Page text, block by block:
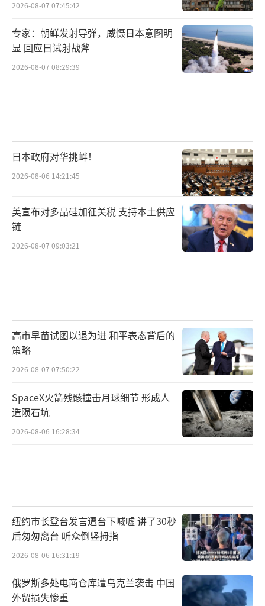
2026-08-07 07:45:42
专家：朝鲜发射导弹，威慑日本意图明
显 回应日试射战斧
2026-08-07 08:29:39
日本政府对华挑衅！
2026-08-06 14:21:45
美宣布对多晶硅加征关税 支持本土供应
链
2026-08-07 09:03:21
高市早苗试图以退为进 和平表态背后的
策略
2026-08-07 07:50:22
SpaceX火箭残骸撞击月球细节 形成人
造陨石坑
2026-08-06 16:28:34
纽约市长登台发言遭台下喊嘘 讲了30秒
后匆匆离台 听众倒竖拇指
2026-08-06 16:31:19
俄罗斯多处电商仓库遭乌克兰袭击 中国
外贸损失惨重